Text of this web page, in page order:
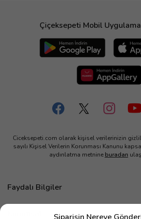
Çiçeksepeti Mobil
Ciceksepeti.com olarak kişisel verilerinizin
sayılı Kişisel Verilerin Korunması Kanunu
aydınlatma metnine buradan
Faydalı Bilgiler
Çiçek Bakımı